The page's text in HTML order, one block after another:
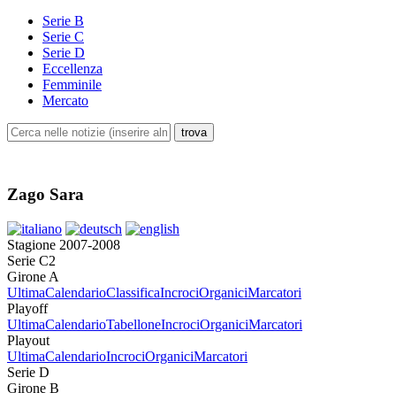
Serie B
Serie C
Serie D
Eccellenza
Femminile
Mercato
Zago Sara
Stagione 2007-2008
Serie C2
Girone A
UltimaCalendarioClassificaIncrociOrganiciMarcatori
Playoff
UltimaCalendarioTabelloneIncrociOrganiciMarcatori
Playout
UltimaCalendarioIncrociOrganiciMarcatori
Serie D
Girone B